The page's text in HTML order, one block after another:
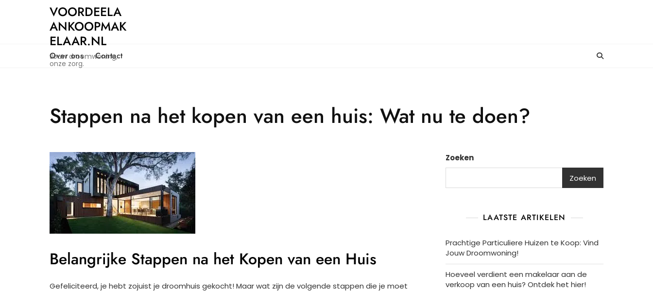
VOORDEELA
ANKOOPMAK
ELAAR.NL
Jouw droomwoning,
onze zorg.
Over ons Contact
Stappen na het kopen van een huis: Wat nu te doen?
Belangrijke Stappen na het Kopen van een Huis
Gefeliciteerd, je hebt zojuist je droomhuis gekocht! Maar wat zijn de volgende stappen die je moet
Zoeken
Zoeken
LAATSTE ARTIKELEN
Prachtige Particuliere Huizen te Koop: Vind
Jouw Droomwoning!
Hoeveel verdient een makelaar aan de
verkoop van een huis? Ontdek het hier!